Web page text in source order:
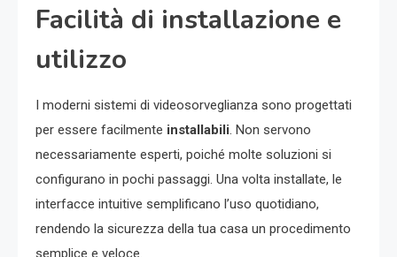
Facilità di installazione e
utilizzo
I moderni sistemi di videosorveglianza sono progettati
per essere facilmente installabili. Non servono
necessariamente esperti, poiché molte soluzioni si
configurano in pochi passaggi. Una volta installate, le
interfacce intuitive semplificano l’uso quotidiano,
rendendo la sicurezza della tua casa un procedimento
semplice e veloce.